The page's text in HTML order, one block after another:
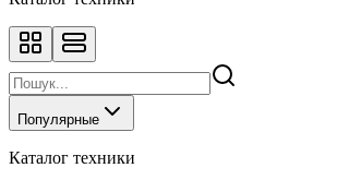
Популярные
Каталог техники